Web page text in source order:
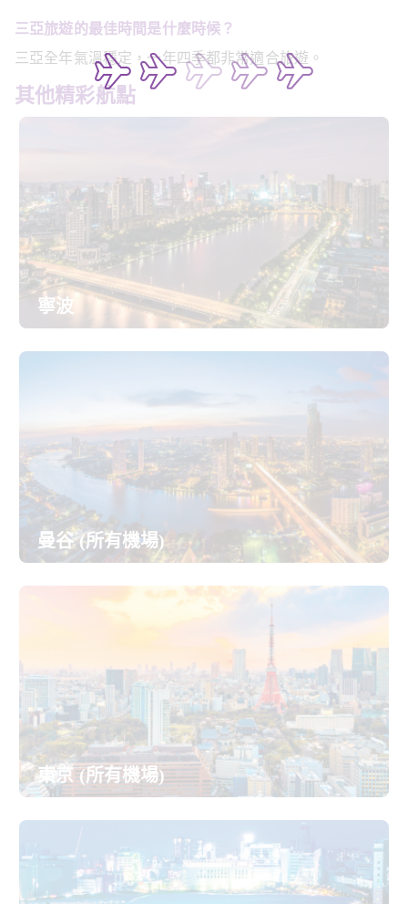
三亞旅遊的最佳時間是什麼時候？
三亞全年氣溫穩定，一年四季都非常適合旅遊。
其他精彩航點
寧波
曼谷 (所有機場)
東京 (所有機場)